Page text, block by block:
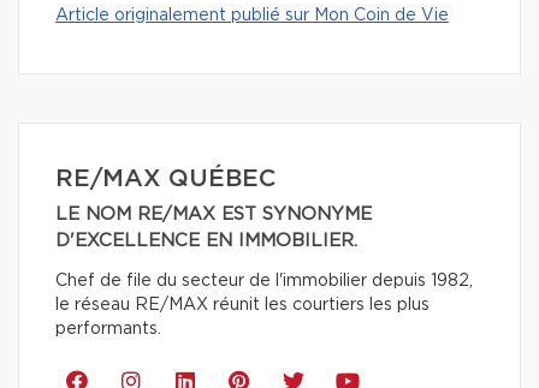
Article originalement publié sur Mon Coin de Vie
RE/MAX QUÉBEC
LE NOM RE/MAX EST SYNONYME
D'EXCELLENCE EN IMMOBILIER.
Chef de file du secteur de l'immobilier depuis 1982,
le réseau RE/MAX réunit les courtiers les plus
performants.